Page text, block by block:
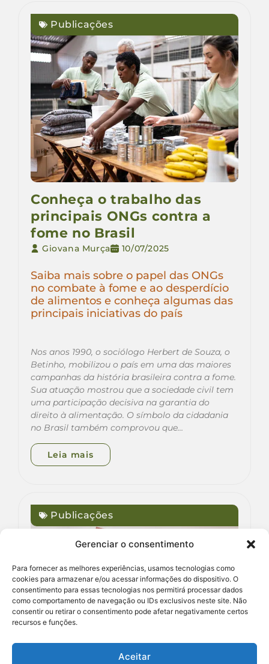
Gerenciar o consentimento
Para fornecer as melhores experiências, usamos tecnologias como
cookies para armazenar e/ou acessar informações do dispositivo. O
consentimento para essas tecnologias nos permitirá processar dados
como comportamento de navegação ou IDs exclusivos neste site. Não
consentir ou retirar o consentimento pode afetar negativamente certos
recursos e funções.
Aceitar
Publicações
Conheça o trabalho das
principais ONGs contra a
fome no Brasil
Giovana Murça 10/07/2025
Saiba mais sobre o papel das ONGs
no combate à fome e ao desperdício
de alimentos e conheça algumas das
principais iniciativas do país
Nos anos 1990, o sociólogo Herbert de Souza, o
Betinho, mobilizou o país em uma das maiores
campanhas da história brasileira contra a fome.
Sua atuação mostrou que a sociedade civil tem
uma participação decisiva na garantia do
direito à alimentação. O símbolo da cidadania
no Brasil também comprovou que…
Leia mais
Publicações